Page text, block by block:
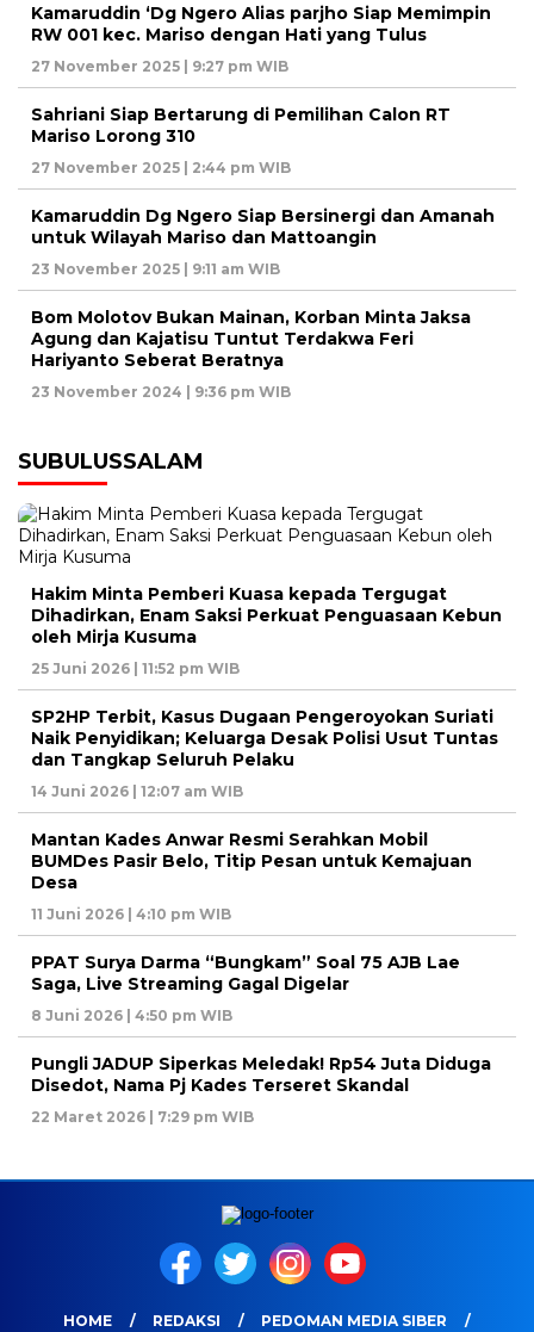
Kamaruddin ‘Dg Ngero Alias parjho Siap Memimpin
RW 001 kec. Mariso dengan Hati yang Tulus
27 November 2025 | 9:27 pm WIB
Sahriani Siap Bertarung di Pemilihan Calon RT
Mariso Lorong 310
27 November 2025 | 2:44 pm WIB
Kamaruddin Dg Ngero Siap Bersinergi dan Amanah
untuk Wilayah Mariso dan Mattoangin
23 November 2025 | 9:11 am WIB
Bom Molotov Bukan Mainan, Korban Minta Jaksa
Agung dan Kajatisu Tuntut Terdakwa Feri
Hariyanto Seberat Beratnya
23 November 2024 | 9:36 pm WIB
SUBULUSSALAM
Hakim Minta Pemberi Kuasa kepada Tergugat
Dihadirkan, Enam Saksi Perkuat Penguasaan Kebun
oleh Mirja Kusuma
25 Juni 2026 | 11:52 pm WIB
SP2HP Terbit, Kasus Dugaan Pengeroyokan Suriati
Naik Penyidikan; Keluarga Desak Polisi Usut Tuntas
dan Tangkap Seluruh Pelaku
14 Juni 2026 | 12:07 am WIB
Mantan Kades Anwar Resmi Serahkan Mobil
BUMDes Pasir Belo, Titip Pesan untuk Kemajuan
Desa
11 Juni 2026 | 4:10 pm WIB
PPAT Surya Darma “Bungkam” Soal 75 AJB Lae
Saga, Live Streaming Gagal Digelar
8 Juni 2026 | 4:50 pm WIB
Pungli JADUP Siperkas Meledak! Rp54 Juta Diduga
Disedot, Nama Pj Kades Terseret Skandal
22 Maret 2026 | 7:29 pm WIB
HOME REDAKSI PEDOMAN MEDIA SIBER